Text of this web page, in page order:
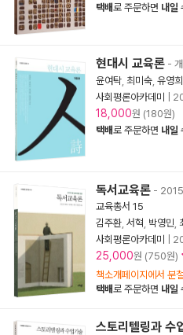
택배로 주문하면 내일
현대시 교육론 -
윤여탁 최미숙 유영희
사회평론아카데미
18,000원 (180원)
택배로 주문하면 내일
독서교육론 - 2015
교육총서 15
김주환 서혁 박영민
사회평론아카데미
25,000원 (750원)
책소개페이지에서 분
택배로 주문하면 내일
스토리텔링과 수